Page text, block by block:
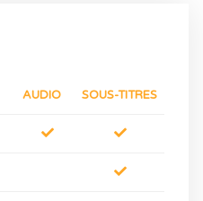
AUDIO SOUS-TITRES